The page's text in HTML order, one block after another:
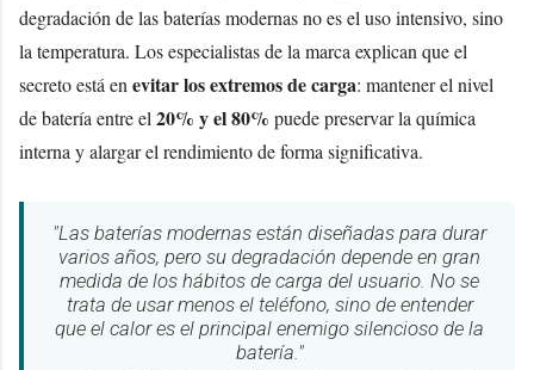
degradación de las baterías modernas no es el uso intensivo, sino
la temperatura. Los especialistas de la marca explican que el
secreto está en evitar los extremos de carga: mantener el nivel
de batería entre el 20% y el 80% puede preservar la química
interna y alargar el rendimiento de forma significativa.
"Las baterías modernas están diseñadas para durar
varios años, pero su degradación depende en gran
medida de los hábitos de carga del usuario. No se
trata de usar menos el teléfono, sino de entender
que el calor es el principal enemigo silencioso de la
batería."